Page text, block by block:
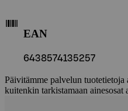
EAN
6438574135257
Päivitämme palvelun
kuitenkin tarkistamaan